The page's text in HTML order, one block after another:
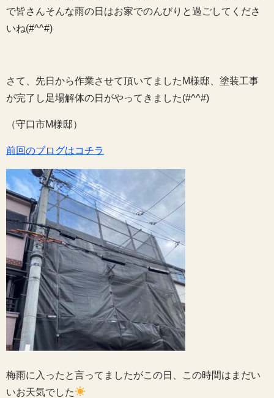
で皆さんそんな雨の日はお家でのんびりと過ごしてくださ
いね(#^^#)
さて、先日から作業させて頂いてましたM様邸、塗装工事
が完了し足場解体の日がやってきました(#^^#)
（守口市M様邸）
前回のブログはコチラ
梅雨に入ったと言ってましたがこの日、この時間はまだい
いお天気でした